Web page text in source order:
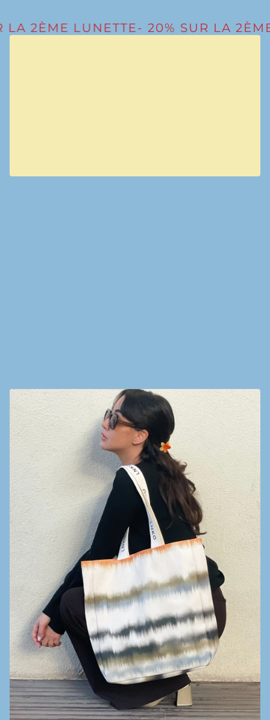
2ÈME LUNETTE- 20% SUR LA